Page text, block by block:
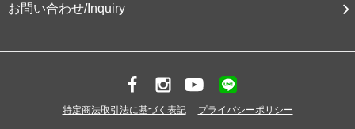
お問い合わせ/Inquiry
特定商法取引法に基づく表記 プライバシーポリシー